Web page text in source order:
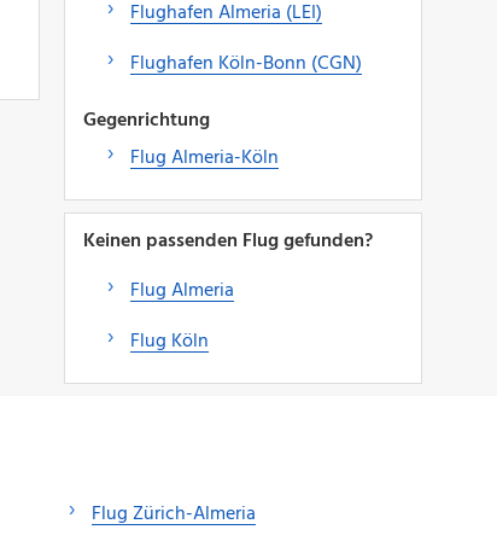
Flughafen Almeria (LEI)
Flughafen Köln-Bonn (CGN)
Gegenrichtung
Flug Almeria-Köln
Keinen passenden Flug gefunden?
Flug Almeria
Flug Köln
Flug Zürich-Almeria